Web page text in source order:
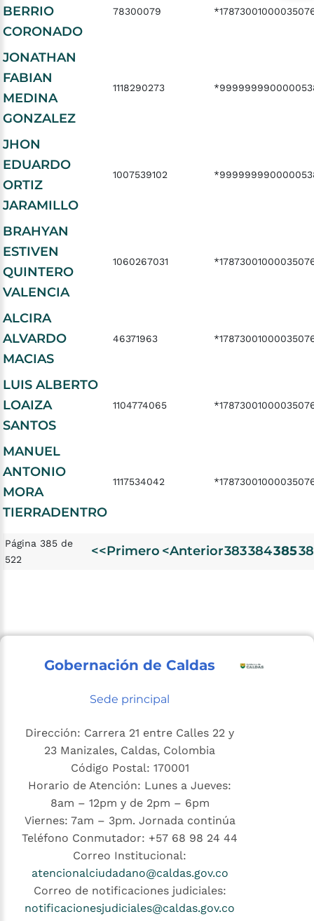
BERRIO
CORONADO
78300079
JONATHAN
FABIAN
MEDINA
GONZALEZ
1118290273
JHON
EDUARDO
ORTIZ
JARAMILLO
1007539102
BRAHYAN
ESTIVEN
QUINTERO
VALENCIA
1060267031
ALCIRA
ALVARDO
MACIAS
46371963
LUIS ALBERTO
LOAIZA
SANTOS
1104774065
MANUEL
ANTONIO
MORA
TIERRADENTRO
1117534042
Página 385 de
522
<<Primero <Anterior383384385
Gobernación de Caldas
Sede principal
Dirección: Carrera 21 entre Calles 22 y
23 Manizales, Caldas, Colombia
Código Postal: 170001
Horario de Atención: Lunes a Jueves:
8am – 12pm y de 2pm – 6pm
Viernes: 7am – 3pm. Jornada continúa
Teléfono Conmutador: +57 68 98 24 44
Correo Institucional:
atencionalciudadano@caldas.gov.co
Correo de notificaciones judiciales:
notificacionesjudiciales@caldas.gov.co